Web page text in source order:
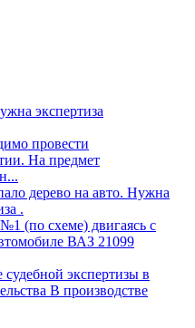
экспертиза
провести
На предмет
дерево на авто. Нужна
.
(по схеме) двигаясь с
ВАЗ 21099
экспертизы в
В производстве